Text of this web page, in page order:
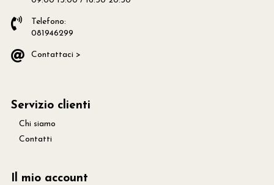
Telefono:
081946299
Contattaci >
Servizio clienti
Chi siamo
Contatti
Il mio account